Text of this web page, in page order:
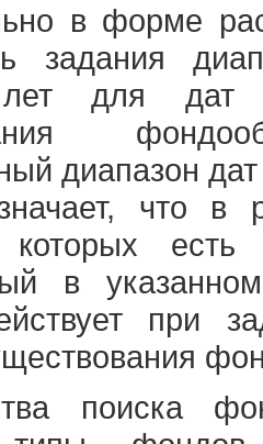
в форме
задания
лет для
диапазон
что в
есть
в
при
поиска